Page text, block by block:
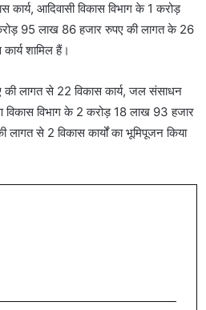
आदिवासी विकास विभाग के 1 करोड़
95 लाख 86 हजार रुपए की लागत के 26
शामिल हैं।
की लागत से 22 विकास कार्य, जल संसाधन
विकास विभाग के 2 करोड़ 18 लाख 93 हजार
से 2 विकास कार्यों का भूमिपूजन किया